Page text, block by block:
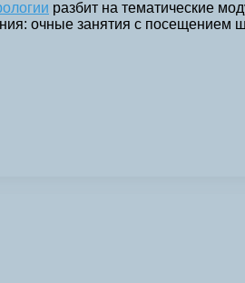
разбит на тематические
очные занятия с посещением